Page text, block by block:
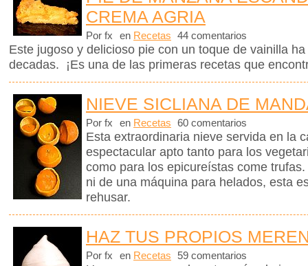
CREMA AGRIA
Por fx en Recetas 44 comentarios
Este jugoso y delicioso pie con un toque de vainilla
decadas. ¡Es una de las primeras recetas que
NIEVE SICLIANA DE
Por fx en Recetas 60 comentarios
Esta extraordinaria nieve servida en la
espectacular apto tanto para los
como para los epicureístas come
ni de una máquina para helados, esta
rehusar.
HAZ TUS PROPIOS
Por fx en Recetas 59 comentarios